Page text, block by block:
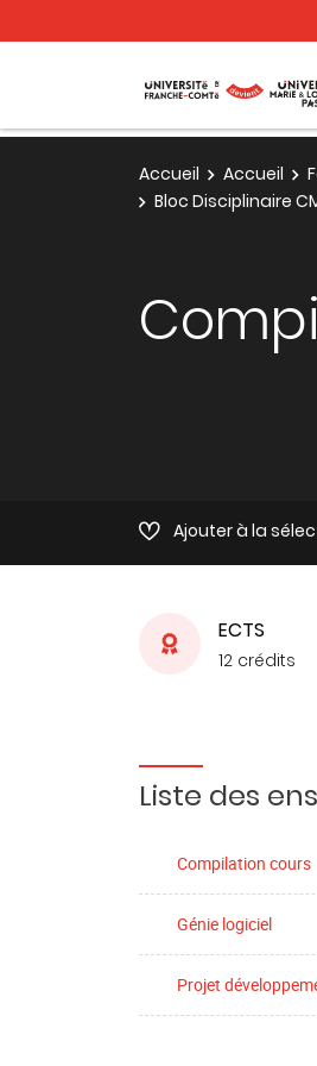
Accueil Accueil
Bloc Disciplinaire
Ajouter à la
ECTS
12 crédits
Liste des
Compilation cours
Génie logiciel
Projet